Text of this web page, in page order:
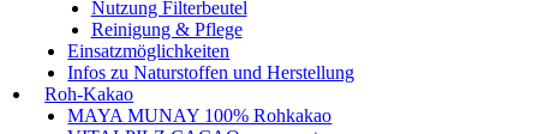
Nutzung Filterbeutel
Reinigung & Pflege
Einsatzmöglichkeiten
Infos zu Naturstoffen und Herstellung
Roh-Kakao
MAYA MUNAY 100% Rohkakao